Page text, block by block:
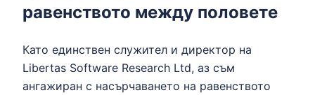
равенството между половете
Като единствен служител и директор на
Libertas Software Research Ltd, аз съм
ангажиран с насърчаването на равенството